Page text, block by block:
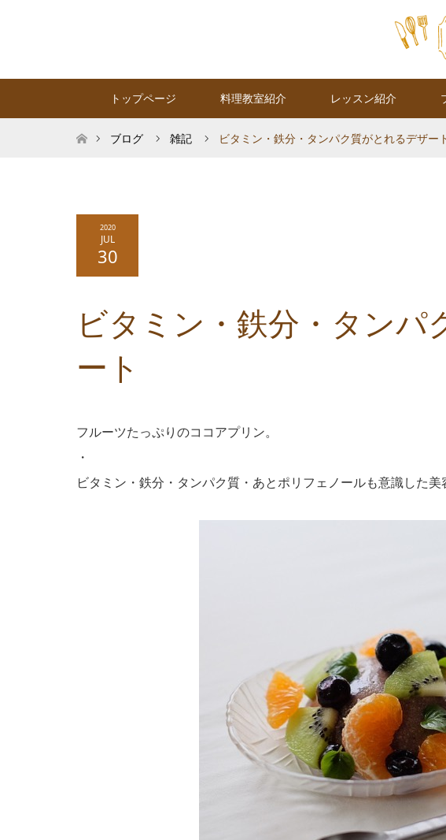
トップページ 料理教室紹介 レッスン紹介
ホームブログ 雑記 ビタミン・鉄分・タンパク質がとれるデザー
2020
JUL
30
ビタミン・鉄分・タンパ
ート
フルーツたっぷりのココアプリン。
・
ビタミン・鉄分・タンパク質・あとポリフェノールも意識した美